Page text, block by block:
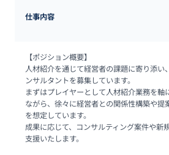
仕事内容
【ポジション概要】
⼈材紹介を通じて経営者の課題に寄り添い
ンサルタントを募集しています。
まずはプレイヤーとして⼈材紹介業務を軸
ながら、徐々に経営者との関係性構築や提
を想定しています。
成果に応じて、コンサルティング案件や新
⽀援いたします。